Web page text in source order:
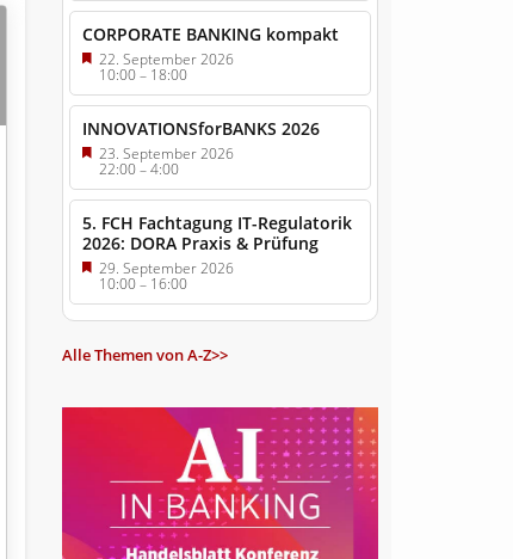
CORPORATE BANKING kompakt
22. September 2026
10:00– 18:00
INNOVATIONSforBANKS 2026
23. September 2026
22:00–4:00
5. FCH Fachtagung IT-Regulatorik
2026: DORA Praxis & Prüfung
29. September 2026
10:00– 16:00
Alle Themen von A-Z>>